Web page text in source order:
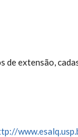
de extensão,